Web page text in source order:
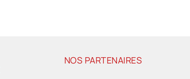
NOS PARTENAIRES